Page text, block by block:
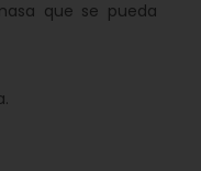
que se pueda